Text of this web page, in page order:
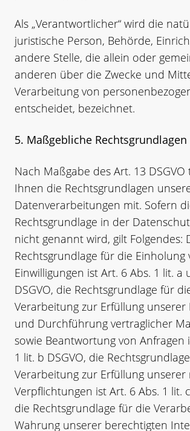
Als „Verantwortlicher“ wird die
juristische Person, Behörde,
andere Stelle, die allein oder
anderen über die Zwecke und
Verarbeitung von
entscheidet, bezeichnet.
5. Maßgebliche Rechtsgrundlagen
Nach Maßgabe des Art. 13
Ihnen die Rechtsgrundlagen
Datenverarbeitungen mit. Sofern
Rechtsgrundlage in der
nicht genannt wird, gilt Folgendes:
Rechtsgrundlage für die Einholung
Einwilligungen ist Art. 6 Abs. 1 lit. a
DSGVO, die Rechtsgrundlage für
Verarbeitung zur Erfüllung unserer
und Durchführung vertraglicher
sowie Beantwortung von Anfragen
1 lit. b DSGVO, die
Verarbeitung zur Erfüllung
Verpflichtungen ist Art. 6 Abs. 1 lit.
die Rechtsgrundlage für die
Wahrung unserer berechtigten